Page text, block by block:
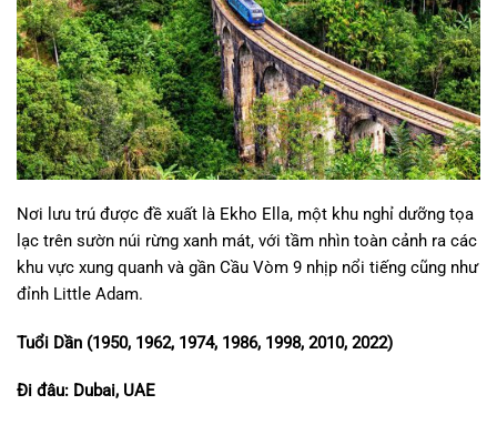
Nơi lưu trú được đề xuất là Ekho Ella, một khu nghỉ dưỡng tọa
lạc trên sườn núi rừng xanh mát, với tầm nhìn toàn cảnh ra các
khu vực xung quanh và gần Cầu Vòm 9 nhịp nổi tiếng cũng như
đỉnh Little Adam.
Tuổi Dần (1950, 1962, 1974, 1986, 1998, 2010, 2022)
Đi đâu: Dubai, UAE